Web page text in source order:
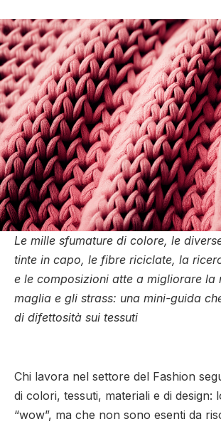
Le mille sfumature di colore, le
tinte in capo, le fibre riciclate, la
e le composizioni atte a migliorare la
maglia e gli strass: una mini-guida
di difettosità sui tessuti
Chi lavora nel settore del Fashion
di colori, tessuti, materiali e di design:
“wow”, ma che non sono esenti da